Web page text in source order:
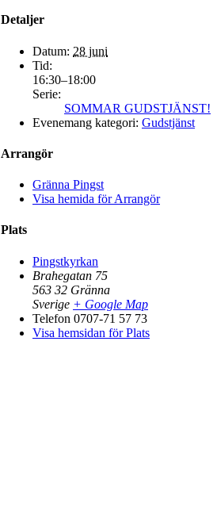
Detaljer
Datum: 28 juni
Tid:
16:30–18:00
Serie:
SOMMAR GUDSTJÄNST!
Evenemang kategori: Gudstjänst
Arrangör
Gränna Pingst
Visa hemida för Arrangör
Plats
Pingstkyrkan
Brahegatan 75
563 32 Gränna
Sverige + Google Map
Telefon 0707-71 57 73
Visa hemsidan för Plats